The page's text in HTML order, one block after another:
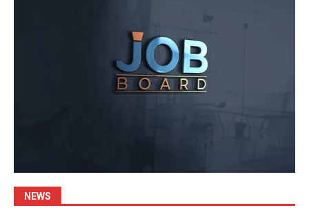
NEWS